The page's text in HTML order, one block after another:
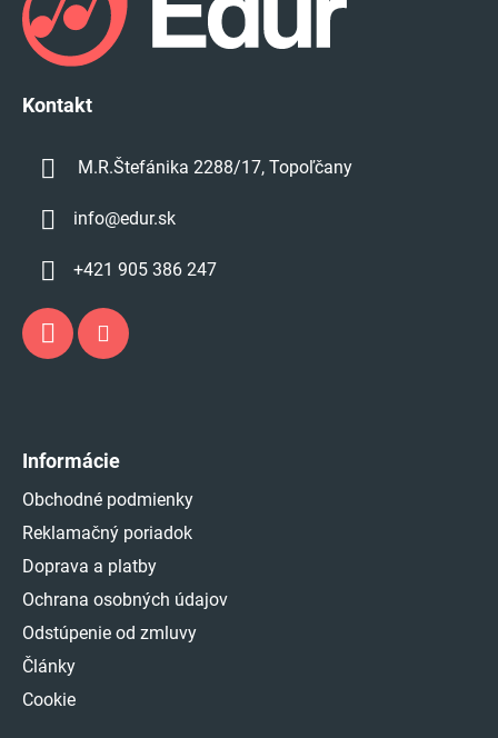
Kontakt
M.R.Štefánika 2288/17, Topoľčany
info@edur.sk
+421 905 386 247
Informácie
Obchodné podmienky
Reklamačný poriadok
Doprava a platby
Ochrana osobných údajov
Odstúpenie od zmluvy
Články
Cookie